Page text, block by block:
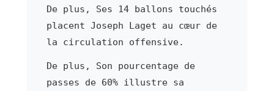
De plus, Ses 14 ballons touchés
placent Joseph Laget au cœur de
la circulation offensive.
De plus, Son pourcentage de
passes de 60% illustre sa